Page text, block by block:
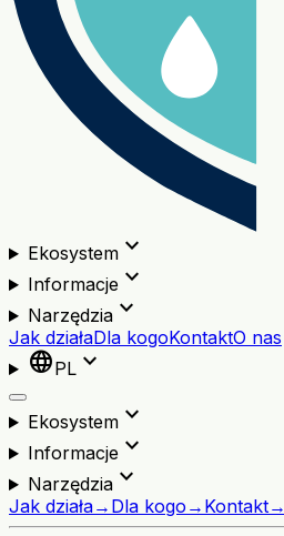
Ekosystemexpand_more
Informacjeexpand_more
Narzędziaexpand_more
Jak działaDla kogoKontaktO nas
languagePL expand_more
Ekosystemexpand_more
Informacjeexpand_more
Narzędziaexpand_more
Jak działa→ Dla kogo → Kontakt→